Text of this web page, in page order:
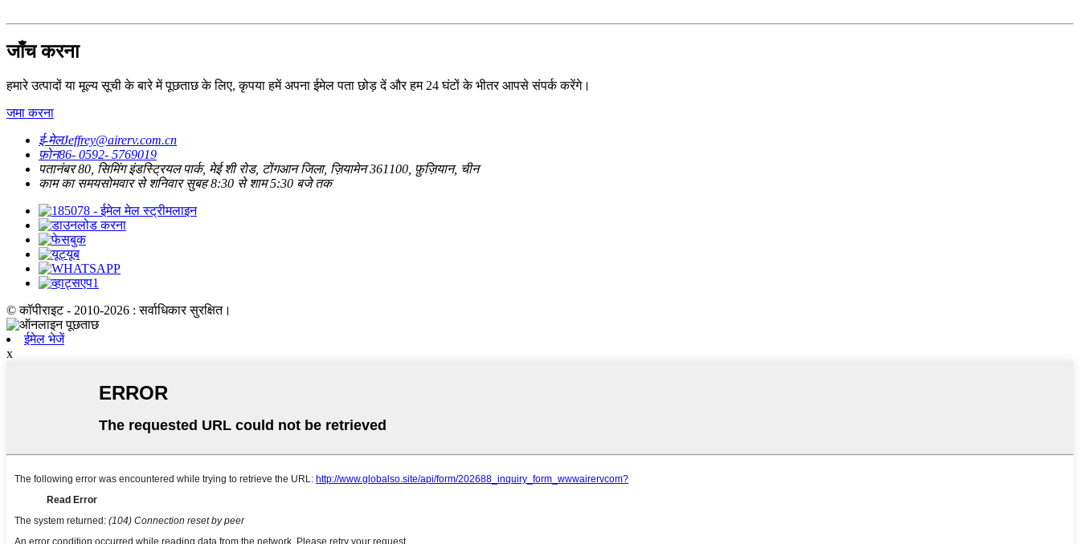
जाँच करना
हमारे उत्पादों या मूल्य सूची के बारे में पूछताछ के लिए, कृपया हमें अपना ईमेल पता छोड़ दें और हम 24 घंटों के भीतर आपसे संपर्क करेंगे।
जमा करना
ई-मेलJeffrey@airerv.com.cn
फ़ोन86- 0592- 5769019
पतानंबर 80, सिमिंग इंडस्ट्रियल पार्क, मेई शी रोड, टोंगआन जिला, ज़ियामेन 361100, फ़ुज़ियान, चीन
काम का समयसोमवार से शनिवार सुबह 8:30 से शाम 5:30 बजे तक
© कॉपीराइट - 2010-2026 : सर्वाधिकार सुरक्षित।
ईमेल भेजें
x